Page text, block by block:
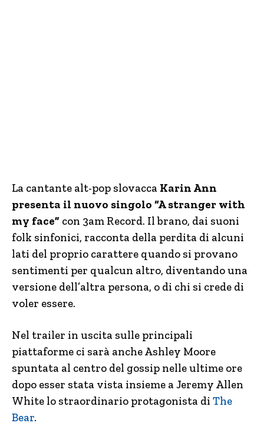
La cantante alt-pop slovacca Karin Ann
presenta il nuovo singolo “A stranger with
my face” con 3am Record. Il brano, dai suoni
folk sinfonici, racconta della perdita di alcuni
lati del proprio carattere quando si provano
sentimenti per qualcun altro, diventando una
versione dell’altra persona, o di chi si crede di
voler essere.
Nel trailer in uscita sulle principali
piattaforme ci sarà anche Ashley Moore
spuntata al centro del gossip nelle ultime ore
dopo esser stata vista insieme a Jeremy Allen
White lo straordinario protagonista di The
Bear.